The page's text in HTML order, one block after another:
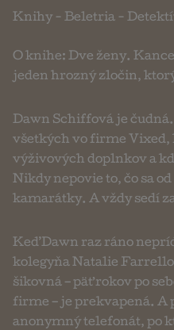
Knihy - Beletria -
O knihe: Dve ženy.
jeden hrozný zločin,
Dawn Schiffová je
všetkých vo firme Vixed,
výživových doplnkov a
Nikdy nepovie to, čo sa
kamarátky. A vždy sedí
Keď Dawn raz ráno
kolegyňa Natalie
šikovná – päť rokov po
firme – je prekvapená.
anonymný telefonát, po